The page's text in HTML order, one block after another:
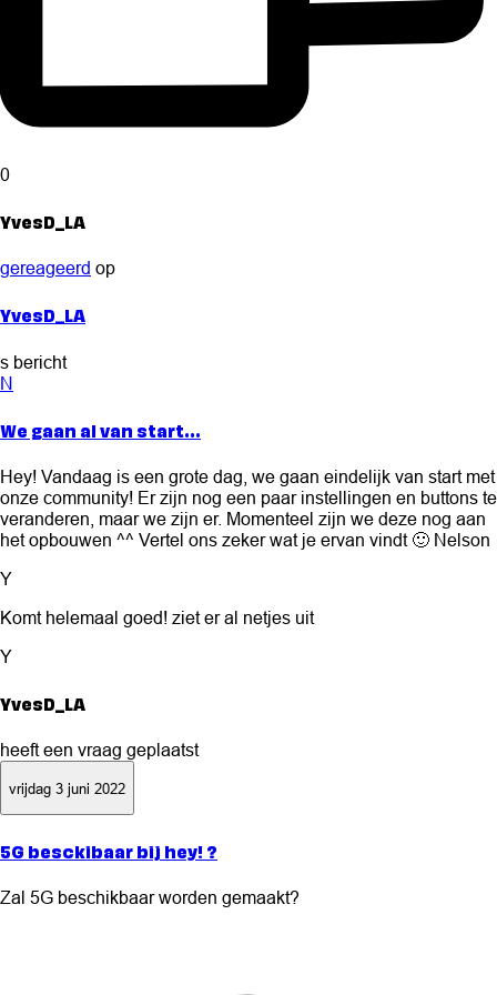
0
YvesD_LA
gereageerd op
YvesD_LA
s bericht
N
We gaan al van start...
Hey! Vandaag is een grote dag, we gaan eindelijk van start met
onze community! Er zijn nog een paar instellingen en buttons te
veranderen, maar we zijn er. Momenteel zijn we deze nog aan
het opbouwen ^^ Vertel ons zeker wat je ervan vindt 🙂 Nelson
Y
Komt helemaal goed! ziet er al netjes uit
Y
YvesD_LA
heeft een vraag geplaatst
vrijdag 3 juni 2022
5G besckibaar bij hey! ?
Zal 5G beschikbaar worden gemaakt?